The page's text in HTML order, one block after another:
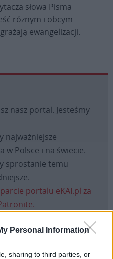
Personal Information
sharing to third parties, or
słowa Pisma
różnym i obcym
ewangelizacji.
nasz portal. Jesteśmy
najważniejsze
w Polsce i na świecie.
sprostanie temu
portalu eKAI.pl za
tutaj.